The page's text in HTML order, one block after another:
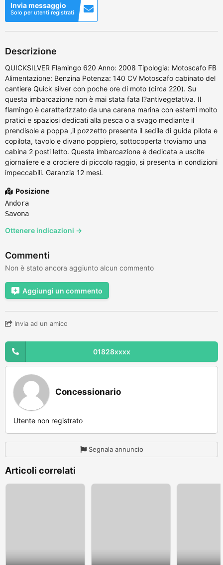
Invia messaggio
Solo per utenti registrati
Descrizione
QUICKSILVER Flamingo 620 Anno: 2008 Tipologia: Motoscafo FB
Alimentazione: Benzina Potenza: 140 CV Motoscafo cabinato del
cantiere Quick silver con poche ore di moto (circa 220). Su
questa imbarcazione non è mai stata fata l?antivegetativa. Il
flamingo è caratterizzato da una carena marina con esterni molto
pratici e spaziosi dedicati alla pesca o a svago mediante il
prendisole a poppa ,il pozzetto presenta il sedile di guida pilota e
copilota, tavolo e divano poppiero, sottocoperta troviamo una
cabina 2 posti letto. Questa imbarcazione è dedicata a uscite
giornaliere e a crociere di piccolo raggio, si presenta in condizioni
impeccabili. Garanzia 12 mesi.
Posizione
Andora
Savona
Ottenere indicazioni →
Commenti
Non è stato ancora aggiunto alcun commento
Aggiungi un commento
Invia ad un amico
01828xxxx
Concessionario
Utente non registrato
Segnala annuncio
Articoli correlati